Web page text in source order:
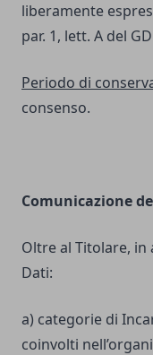
liberamente
par. 1, lett. A del
Periodo di
consenso.
Comunicazione
Oltre al Titolare, in
Dati:
a) categorie di
coinvolti